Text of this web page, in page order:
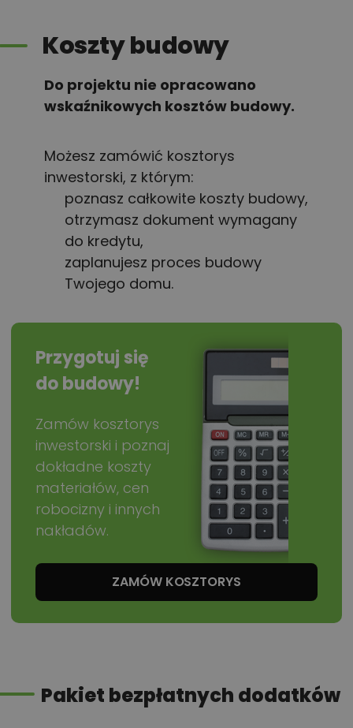
Koszty budowy
Do projektu nie opracowano
wskaźnikowych kosztów budowy.
Możesz zamówić kosztorys
inwestorski, z którym:
poznasz całkowite koszty budowy,
otrzymasz dokument wymagany
do kredytu,
zaplanujesz proces budowy
Twojego domu.
Przygotuj się
do budowy!
Zamów kosztorys
inwestorski i poznaj
dokładne koszty
materiałów, cen
robocizny i innych
nakładów.
ZAMÓW KOSZTORYS
Pakiet bezpłatnych dodatków